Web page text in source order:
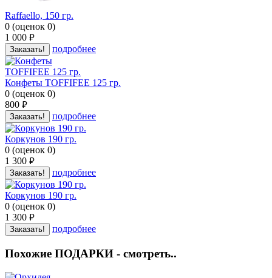
Raffaello, 150 гр.
0 (оценок 0)
1 000 руб.
Заказать! подробнее
Конфеты TOFFIFEE 125 гр.
0 (оценок 0)
800 руб.
Заказать! подробнее
Коркунов 190 гр.
0 (оценок 0)
1 300 руб.
Заказать! подробнее
Коркунов 190 гр.
0 (оценок 0)
1 300 руб.
Заказать! подробнее
Похожие ПОДАРКИ - смотреть..